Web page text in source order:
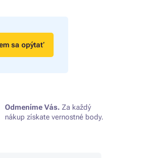
sa opýtať
Odmeníme Vás. Za každý
nákup získate vernostné body.